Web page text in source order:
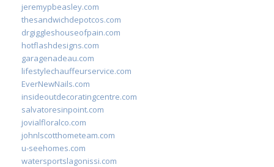
jeremypbeasley.com
thesandwichdepotcos.com
drgiggleshouseofpain.com
hotflashdesigns.com
garagenadeau.com
lifestylechauffeurservice.com
EverNewNails.com
insideoutdecoratingcentre.com
salvatoresinpoint.com
jovialfloralco.com
johnlscotthometeam.com
u-seehomes.com
watersportslagonissi.com